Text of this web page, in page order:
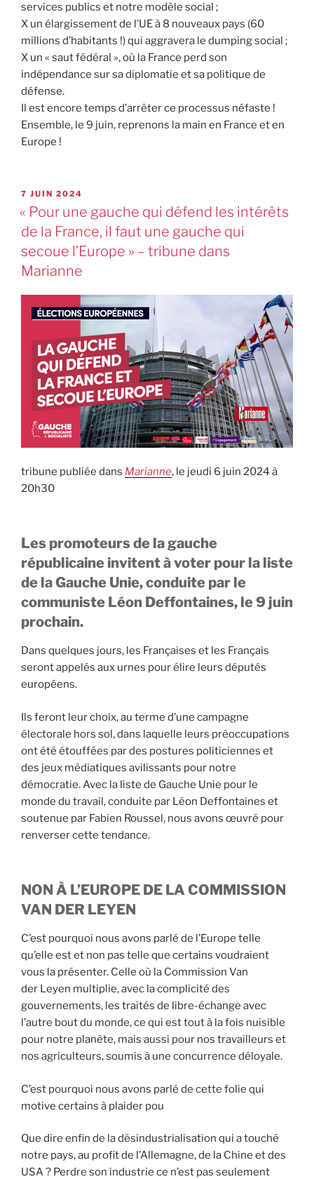
services publics et notre modèle social ;
X un élargissement de l’UE à 8 nouveaux pays (60
millions d’habitants !) qui aggravera le dumping social ;
X un « saut fédéral », où la France perd son
indépendance sur sa diplomatie et sa politique de
défense.
Il est encore temps d’arrêter ce processus néfaste !
Ensemble, le 9 juin, reprenons la main en France et en
Europe !
7 JUIN 2024
« Pour une gauche qui défend les intérêts
de la France, il faut une gauche qui
secoue l’Europe » – tribune dans
Marianne
tribune publiée dans Marianne, le jeudi 6 juin 2024 à
20h30
Les promoteurs de la gauche
républicaine invitent à voter pour la liste
de la Gauche Unie, conduite par le
communiste Léon Deffontaines, le 9 juin
prochain.
Dans quelques jours, les Françaises et les Français
seront appelés aux urnes pour élire leurs députés
européens.
Ils feront leur choix, au terme d’une campagne
électorale hors sol, dans laquelle leurs préoccupations
ont été étouffées par des postures politiciennes et
des jeux médiatiques avilissants pour notre
démocratie. Avec la liste de Gauche Unie pour le
monde du travail, conduite par Léon Deffontaines et
soutenue par Fabien Roussel, nous avons œuvré pour
renverser cette tendance.
NON À L’EUROPE DE LA COMMISSION
VAN DER LEYEN
C’est pourquoi nous avons parlé de l’Europe telle
qu’elle est et non pas telle que certains voudraient
vous la présenter. Celle où la Commission Van
der Leyen multiplie, avec la complicité des
gouvernements, les traités de libre-échange avec
l’autre bout du monde, ce qui est tout à la fois nuisible
pour notre planète, mais aussi pour nos travailleurs et
nos agriculteurs, soumis à une concurrence déloyale.
C’est pourquoi nous avons parlé de cette folie qui
motive certains à plaider pou
Que dire enfin de la désindustrialisation qui a touché
notre pays, au profit de l’Allemagne, de la Chine et des
USA ? Perdre son industrie ce n’est pas seulement